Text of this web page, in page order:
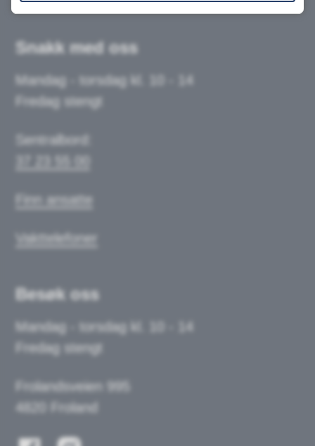
Snakk med oss
Mandag - torsdag kl. 10 - 14
Fredag stengt
Sentralbord:
Finn ansatte
Vakttelefoner
Besøk oss
Mandag - torsdag kl. 10 - 14
Fredag stengt
Frolandsveien 995
4820 Froland